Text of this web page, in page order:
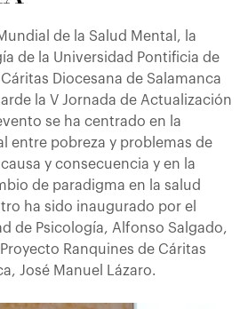
de la Salud Mental, la
de la Universidad Pontificia de
Diocesana de Salamanca
la V Jornada de Actualización
se ha centrado en la
entre pobreza y problemas de
y consecuencia y en la
de paradigma en la salud
ha sido inaugurado por el
de Psicología, Alfonso Salgado,
Ranquines de Cáritas
José Manuel Lázaro.